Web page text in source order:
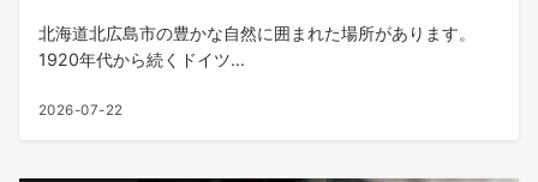
北海道北広島市の豊かな自然に囲まれた場所があります。
1920年代から続くドイツ...
2026-07-22